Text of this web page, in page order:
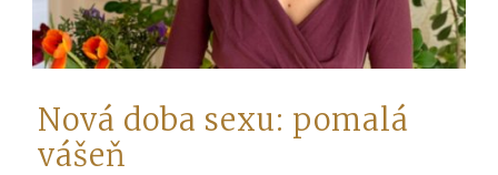
Nová doba sexu: pomalá
vášeň